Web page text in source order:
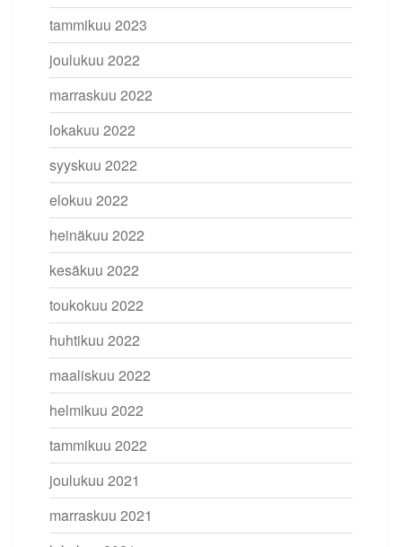
tammikuu 2023
joulukuu 2022
marraskuu 2022
lokakuu 2022
syyskuu 2022
elokuu 2022
heinäkuu 2022
kesäkuu 2022
toukokuu 2022
huhtikuu 2022
maaliskuu 2022
helmikuu 2022
tammikuu 2022
joulukuu 2021
marraskuu 2021